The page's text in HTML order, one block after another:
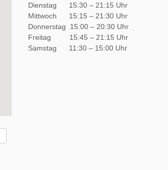
Dienstag 15:30 – 21:15 Uhr
Mittwoch 15:15 – 21:30 Uhr
Donnerstag 15:00 – 20:30 Uhr
Freitag 15:45 – 21:15 Uhr
Samstag 11:30 – 15:00 Uhr